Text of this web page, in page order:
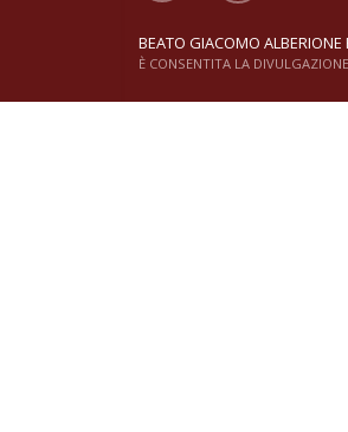
BEATO GIACOMO
È CONSENTITA LA